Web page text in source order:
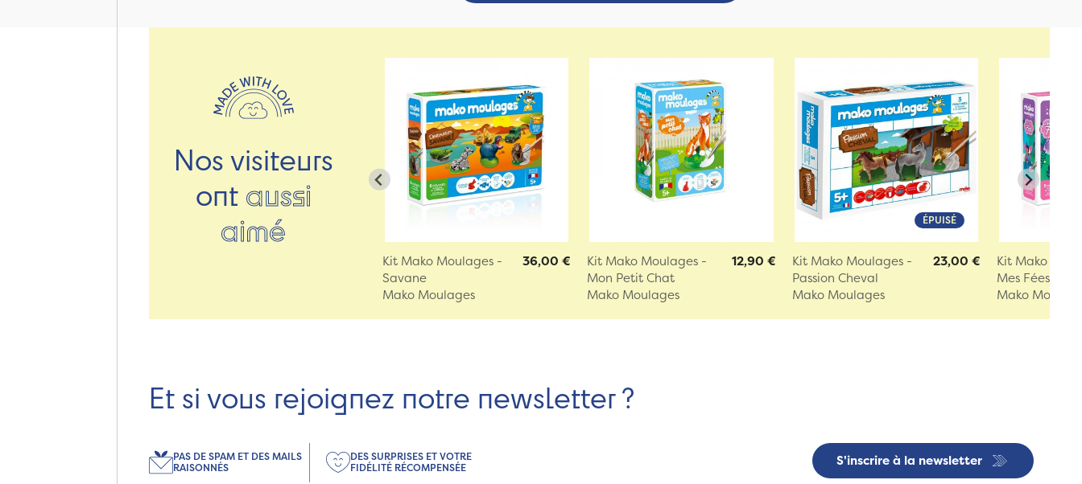
Nos visiteurs
ont aussi
aimé
Kit Mako Moulages -
Savane
Mako Moulages
36,00 €
Kit Mako Moulages -
Mon Petit Chat
Mako Moulages
12,90 €
ÉPUISÉ
Kit Mako Moulages -
Passion Cheval
Mako Moulages
23,00 €
Kit Mako
Mes Fées
Mako
Et si vous rejoignez notre newsletter ?
S'inscrire à la newsletter
PAS DE SPAM ET DES MAILS
RAISONNÉS
DES SURPRISES ET VOTRE
FIDÉLITÉ RÉCOMPENSÉE